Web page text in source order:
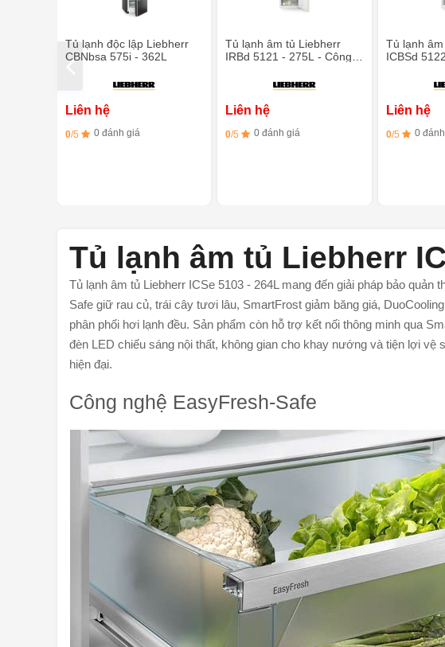
Tủ lạnh độc lập Liebherr
CBNbsa 575i - 362L
Liên hệ
0/5 0 đánh giá
Tủ lạnh âm tủ Liebherr
IRBd 5121 - 275L - Công
Liên hệ
0/5 0 đánh giá
Tủ lạnh
ICBSd
Liên hệ
0/5 0
Tủ lạnh âm tủ Liebherr
Tủ lạnh âm tủ Liebherr ICSe 5103 - 264L mang đến giải pháp bảo
Safe giữ rau củ, trái cây tươi lâu, SmartFrost giảm băng giá,
phân phối hơi lạnh đều. Sản phẩm còn hỗ trợ kết nối thông minh qua
đèn LED chiếu sáng nội thất, không gian cho khay nướng và tiện lợi vệ
hiện đại.
Công nghệ EasyFresh-Safe